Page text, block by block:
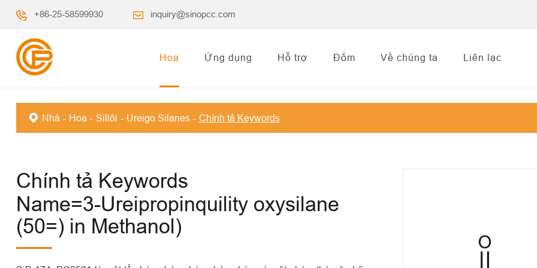
+86-25-58599930 inquiry@sinopcc.com
Hoa Ứng dụng Hỗ trợ Đốm Về chúng ta Liên lạc
Nhà Hoa Sillôi Ureigo Silanes Chính tả Keywords
Chính tả Keywords
Name=3-Ureipropinquility oxysilane
(50=) in Methanol)